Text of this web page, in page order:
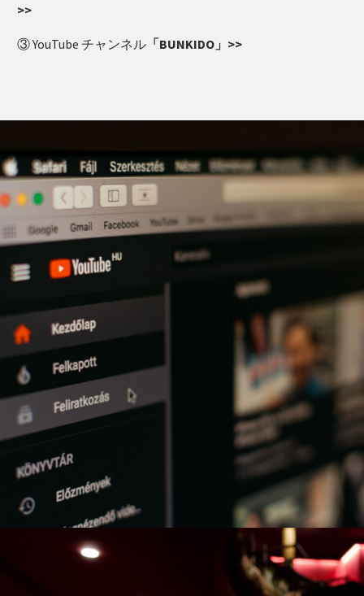
>>
③ YouTube チャンネル 「BUNKIDO」>>